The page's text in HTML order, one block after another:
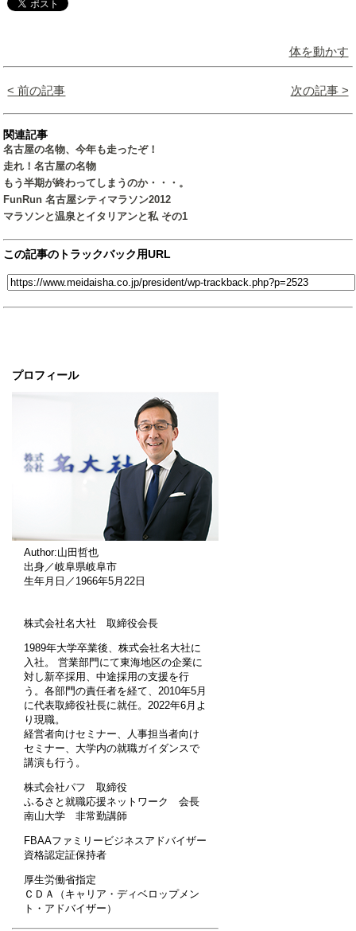
プロフィール
Author:山田哲也
出身／岐阜県岐阜市
生年月日／1966年5月22日
株式会社名大社 取締役会長
1989年大学卒業後、株式会社名大社に
入社。 営業部門にて東海地区の企業に
対し新卒採用、中途採用の支援を行
う。各部門の責任者を経て、2010年5月
に代表取締役社長に就任。2022年6月よ
り現職。
経営者向けセミナー、人事担当者向け
セミナー、大学内の就職ガイダンスで
講演も行う。
株式会社パフ 取締役
ふるさと就職応援ネットワーク 会長
南山大学 非常勤講師
FBAAファミリービジネスアドバイザー
資格認定証保持者
厚生労働省指定
ＣＤＡ（キャリア・ディベロップメン
ト・アドバイザー）
体を動かす
< 前の記事 次の記事 >
関連記事
名古屋の名物、今年も走ったぞ！
走れ！名古屋の名物
もう半期が終わってしまうのか・・・。
FunRun 名古屋シティマラソン2012
マラソンと温泉とイタリアンと私 その1
この記事のトラックバック用URL